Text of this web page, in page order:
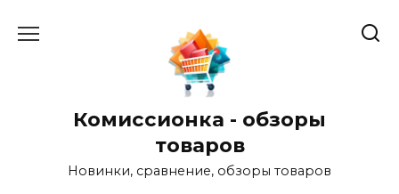
Комиссионка - обзоры
товаров
Новинки, сравнение, обзоры товаров